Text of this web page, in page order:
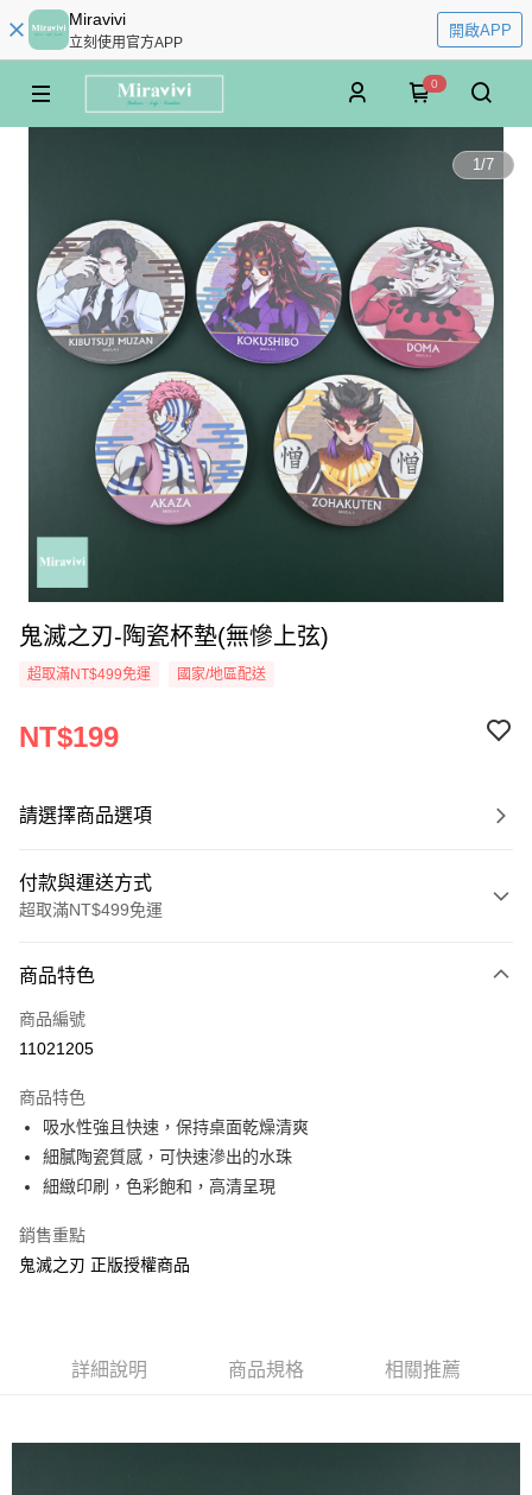
Miravivi
立刻使用官方APP
開啟APP
0
1/7
鬼滅之刃-陶瓷杯墊(無慘上弦)
超取滿NT$499免運 國家/地區配送
NT$199
請選擇商品選項
付款與運送方式
超取滿NT$499免運
信用卡一次付款
超商取貨付款
Apple Pay
街口支付
AFTEE先享後付
１．簡單：不需註冊會員、不需綁卡、不需儲值。
運送方式
商品特色
商品編號
11021205
商品特色
吸水性強且快速，保持桌面乾燥清爽
細膩陶瓷質感，可快速滲出的水珠
細緻印刷，色彩飽和，高清呈現
銷售重點
鬼滅之刃 正版授權商品
詳細說明 商品規格 相關推薦